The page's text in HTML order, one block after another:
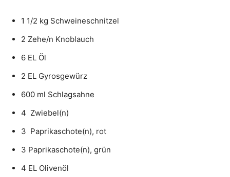
1 1/2 kg Schweineschnitzel
2 Zehe/n Knoblauch
6 EL Öl
2 EL Gyrosgewürz
600 ml Schlagsahne
4 Zwiebel(n)
3 Paprikaschote(n), rot
3 Paprikaschote(n), grün
4 EL Olivenöl